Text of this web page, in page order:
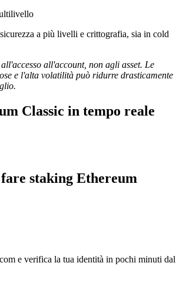
a più livelli e crittografia, sia in cold
all'account, non agli asset. Le
e l'alta volatilità può ridurre drasticamente
Classic in tempo reale
fare staking Ethereum
e verifica la tua identità in pochi minuti dal